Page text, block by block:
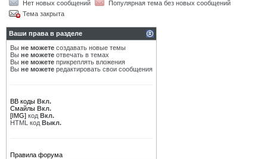
Нет новых сообщений
Популярная тема без новых сообщений
Тема закрыта
Ваши права в разделе
Вы не можете создавать новые темы
Вы не можете отвечать в темах
Вы не можете прикреплять вложения
Вы не можете редактировать свои сообщения
BB коды Вкл.
Смайлы Вкл.
[IMG] код Вкл.
HTML код Выкл.
Правила форума